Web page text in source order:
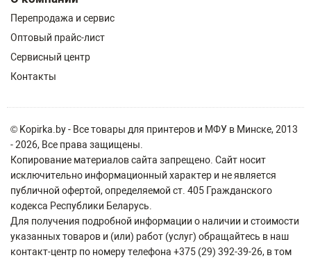
Перепродажа и сервис
Оптовый прайс-лист
Сервисный центр
Контакты
© Kopirka.by - Все товары для принтеров и МФУ в Минске, 2013
- 2026, Все права защищены.
Копирование материалов сайта запрещено. Сайт носит
исключительно информационный характер и не является
публичной офертой, определяемой ст. 405 Гражданского
кодекса Республики Беларусь.
Для получения подробной информации о наличии и стоимости
указанных товаров и (или) работ (услуг) обращайтесь в наш
контакт-центр по номеру телефона +375 (29) 392-39-26, в том